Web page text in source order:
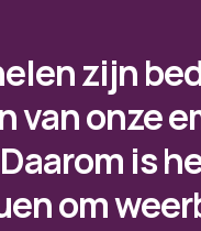
zijn
van onze
is
om